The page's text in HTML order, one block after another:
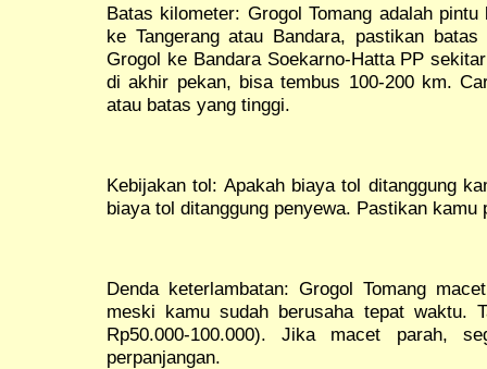
Batas kilometer: Grogol Tomang adalah
ke Tangerang atau Bandara, pastikan
Grogol ke Bandara Soekarno-Hatta PP
di akhir pekan, bisa tembus 100-200 km.
atau batas yang tinggi.
Kebijakan tol: Apakah biaya tol ditanggung
biaya tol ditanggung penyewa. Pastikan
Denda keterlambatan: Grogol Tomang
meski kamu sudah berusaha tepat waktu.
Rp50.000-100.000). Jika macet parah,
perpanjangan.